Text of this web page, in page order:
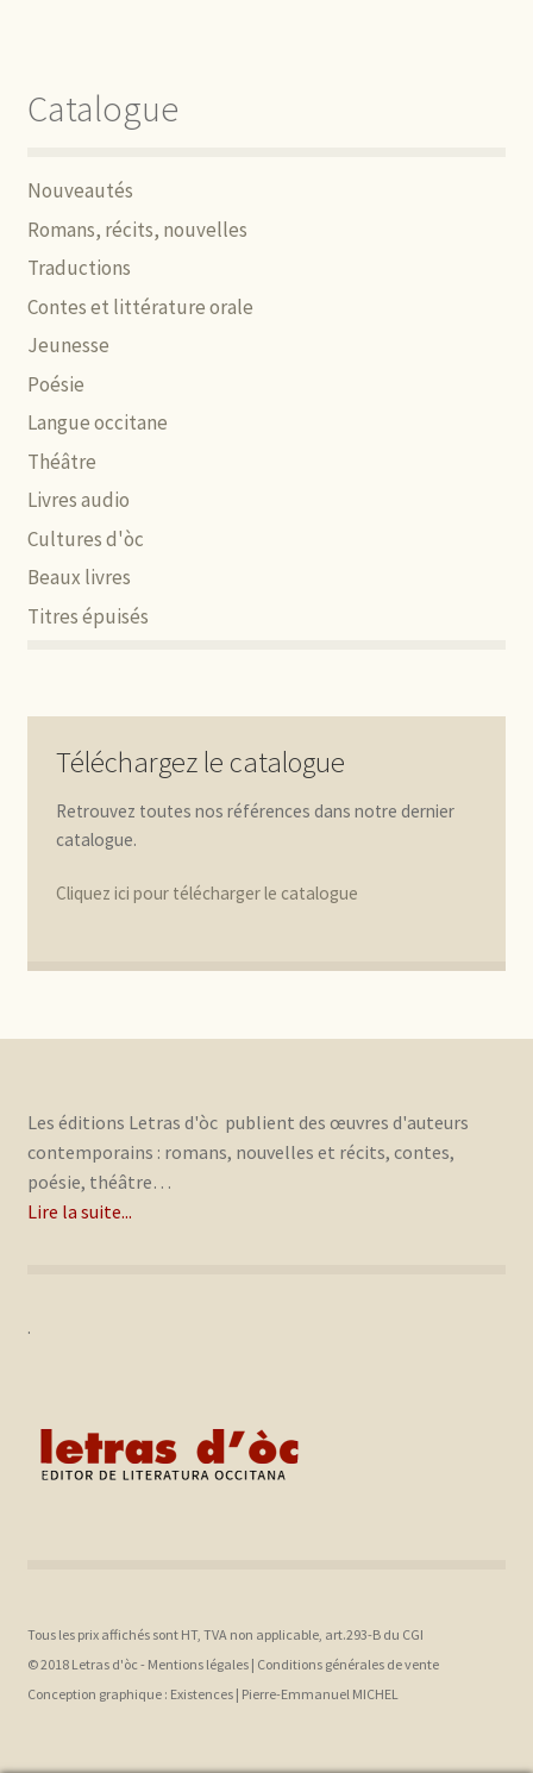
Catalogue
Nouveautés
Romans, récits, nouvelles
Traductions
Contes et littérature orale
Jeunesse
Poésie
Langue occitane
Théâtre
Livres audio
Cultures d'òc
Beaux livres
Titres épuisés
Téléchargez le catalogue
Retrouvez toutes nos références dans notre dernier
catalogue.
Cliquez ici pour télécharger le catalogue
Les éditions Letras d'òc publient des œuvres d'auteurs
contemporains : romans, nouvelles et récits, contes,
poésie, théâtre…
Lire la suite...
.
Tous les prix affichés sont HT, TVA non applicable, art.293-B du CGI
© 2018 Letras d'òc - Mentions légales| Conditions générales de vente
Conception graphique : Existences | Pierre-Emmanuel MICHEL